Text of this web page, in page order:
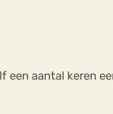
aantal keren